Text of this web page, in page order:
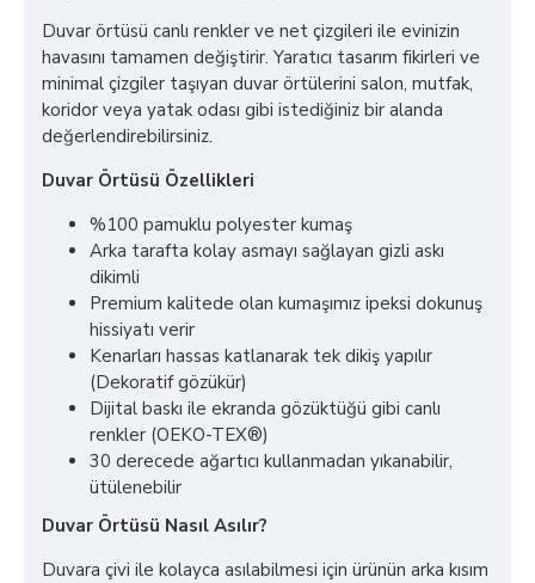
Duvar örtüsü canlı renkler ve net çizgileri ile evinizin
havasını tamamen değiştirir. Yaratıcı tasarım fikirleri ve
minimal çizgiler taşıyan duvar örtülerini salon, mutfak,
koridor veya yatak odası gibi istediğiniz bir alanda
değerlendirebilirsiniz.
Duvar Örtüsü Özellikleri
%100 pamuklu polyester kumaş
Arka tarafta kolay asmayı sağlayan gizli askı
dikimli
Premium kalitede olan kumaşımız ipeksi dokunuş
hissiyatı verir
Kenarları hassas katlanarak tek dikiş yapılır
(Dekoratif gözükür)
Dijital baskı ile ekranda gözüktüğü gibi canlı
renkler (OEKO-TEX®)
30 derecede ağartıcı kullanmadan yıkanabilir,
ütülenebilir
Duvar Örtüsü Nasıl Asılır?
Duvara çivi ile kolayca asılabilmesi için ürünün arka kısım